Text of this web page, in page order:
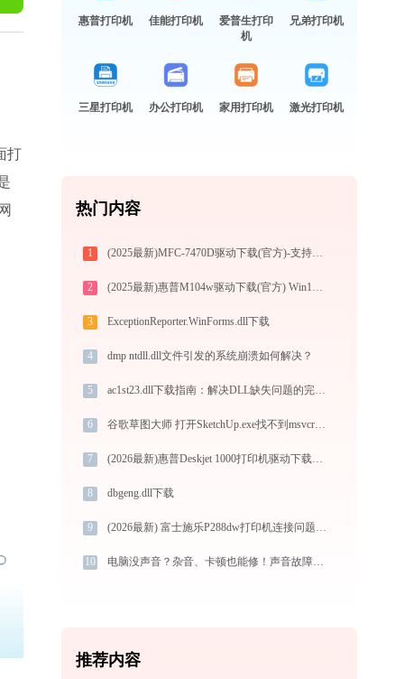
打
惠普打印机 佳能打印机
爱普生打印
机
兄弟打印机
三星打印机 办公打印机 家用打印机 激光打印机
热门内容
1 (2025最新)MFC-7470D驱动下载(官方)-支持Win10/Win11
2 (2025最新)惠普M104w驱动下载(官方) Win10/Win11支持
3 ExceptionReporter.WinForms.dll下载
4 dmp ntdll.dll文件引发的系统崩溃如何解决？
5 ac1st23.dll下载指南：解决DLL缺失问题的完整教程
6 谷歌草图大师 打开SketchUp.exe找不到msvcr100.dll怎么办
7 (2026最新)惠普Deskjet 1000打印机驱动下载与安装教程：新手也能轻松搞定
8 dbgeng.dll下载
9 (2026最新) 富士施乐P288dw打印机连接问题如何解决？-金山毒霸
10 电脑没声音？杂音、卡顿也能修！声音故障最新解决方案兼容Win10/11
推荐内容